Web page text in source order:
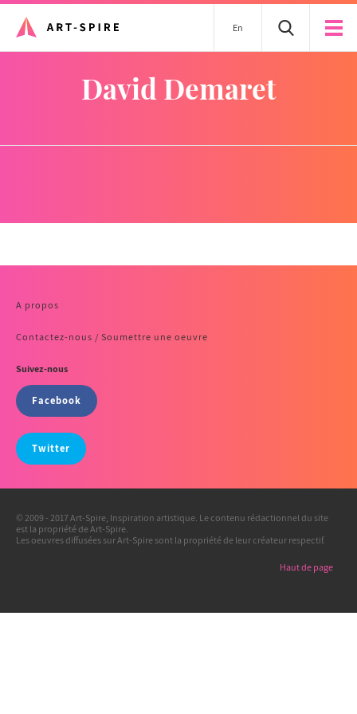
En
David Demaret
A propos
Contactez-nous / Soumettre une oeuvre
Suivez-nous
Facebook
Twitter
© 2009 - 2017 Art-Spire, Inspiration artistique. Le contenu rédactionnel du site
est la propriété de Art-Spire.
Les oeuvres diffusées sur Art-Spire sont la propriété de leur créateur respectif.
Haut de page